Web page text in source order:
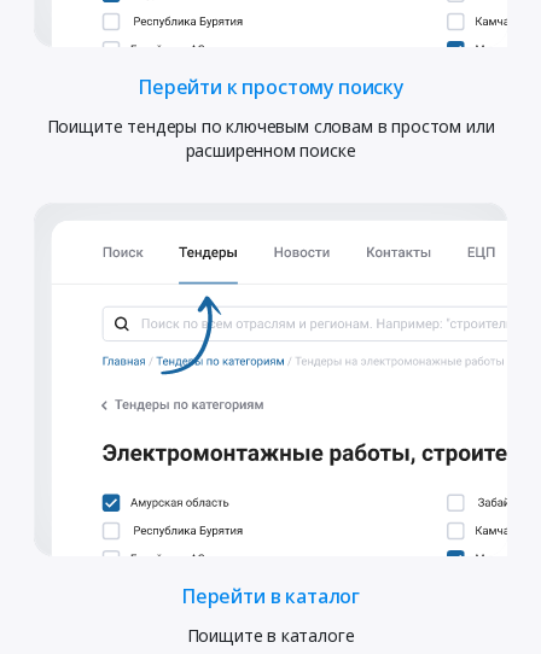
Перейти к простому поиску
Поищите тендеры по ключевым словам в простом или
расширенном поиске
Перейти в каталог
Поищите в каталоге